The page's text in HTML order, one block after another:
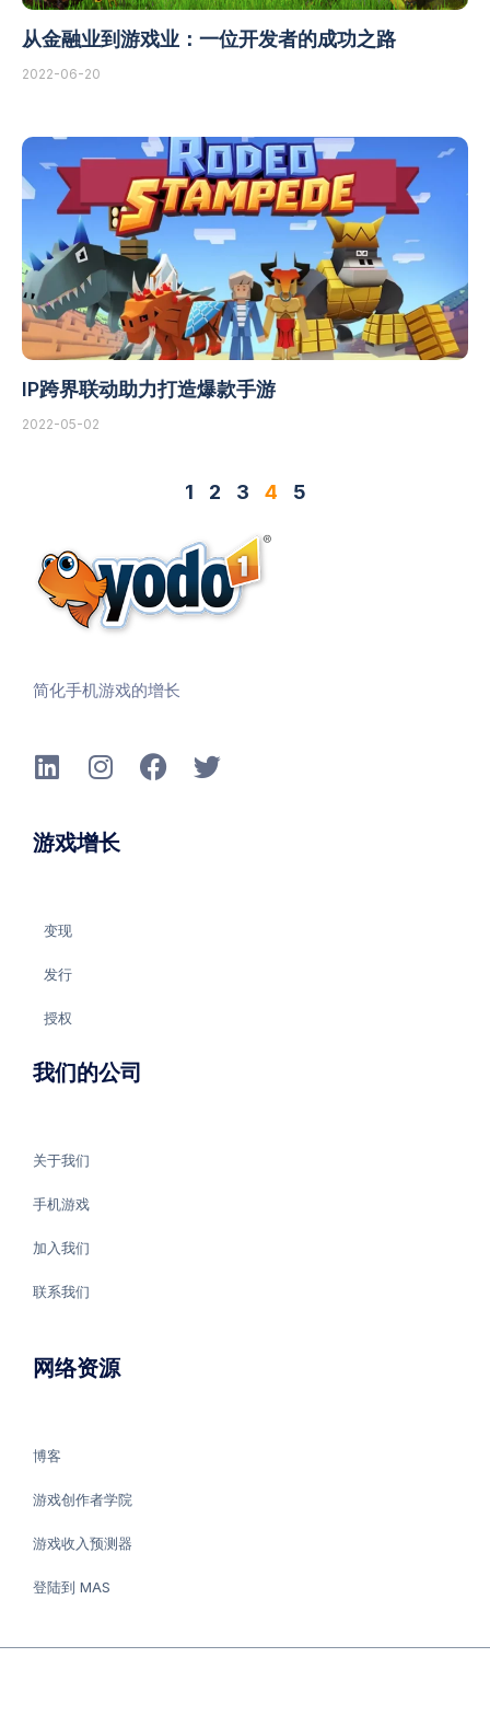
从金融业到游戏业：一位开发者的成功之路
2022-06-20
IP跨界联动助力打造爆款手游
2022-05-02
1 2 3 4 5
简化手机游戏的增长
游戏增长
变现
发行
授权
我们的公司
关于我们
手机游戏
加入我们
联系我们
网络资源
博客
游戏创作者学院
游戏收入预测器
登陆到 MAS